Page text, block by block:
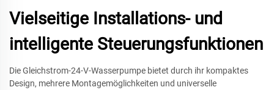
Vielseitige Installations- und
intelligente Steuerungsfunktionen
Die Gleichstrom-24-V-Wasserpumpe bietet durch ihr kompaktes
Design, mehrere Montagemöglichkeiten und universelle